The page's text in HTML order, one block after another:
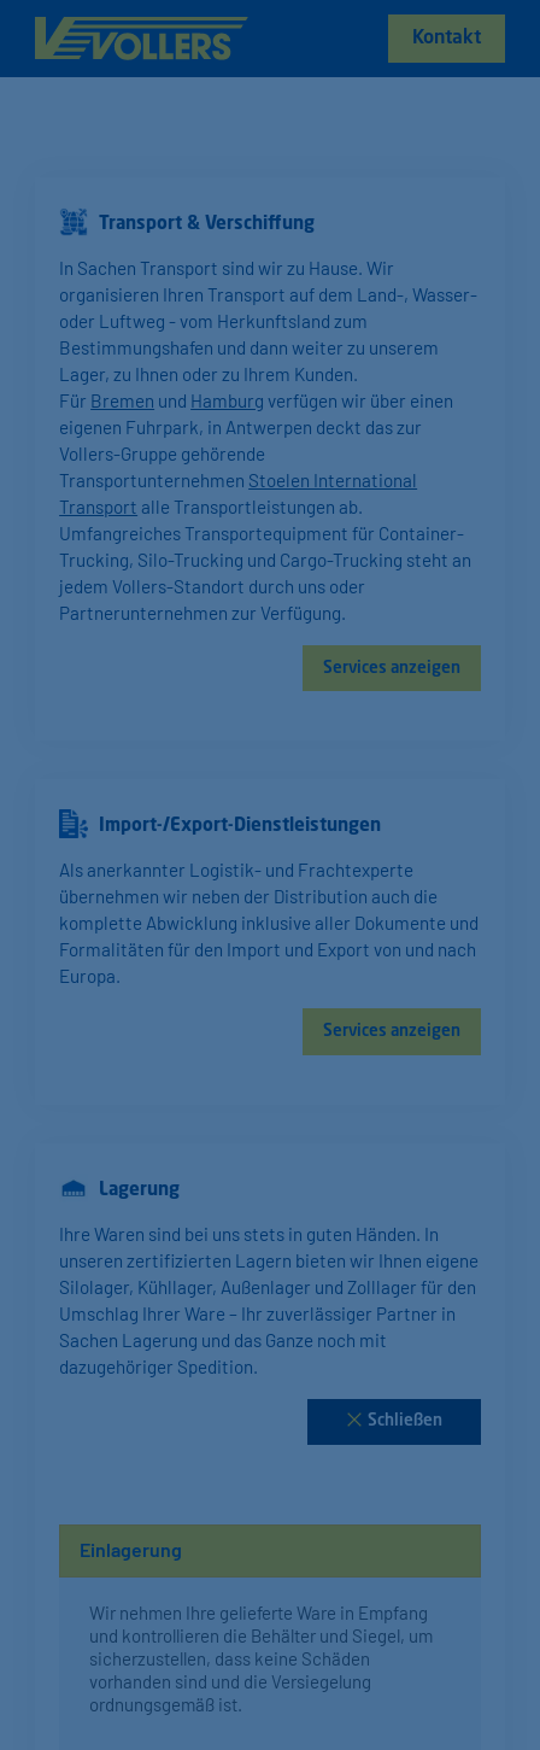
Kontakt
Transport & Verschiffung
In Sachen Transport sind wir zu Hause. Wir
organisieren Ihren Transport auf dem Land-, Wasser-
oder Luftweg - vom Herkunftsland zum
Bestimmungshafen und dann weiter zu unserem
Lager, zu Ihnen oder zu Ihrem Kunden.
Für Bremen und Hamburg verfügen wir über einen
eigenen Fuhrpark, in Antwerpen deckt das zur
Vollers-Gruppe gehörende
Transportunternehmen Stoelen International
Transport alle Transportleistungen ab.
Umfangreiches Transportequipment für Container-
Trucking, Silo-Trucking und Cargo-Trucking steht an
jedem Vollers-Standort durch uns oder
Partnerunternehmen zur Verfügung.
Services anzeigen
Import-/Export-Dienst­leistungen
Als anerkannter Logistik- und Frachtexperte
übernehmen wir neben der Distribution auch die
komplette Abwicklung inklusive aller Dokumente und
Formalitäten für den Import und Export von und nach
Europa.
Services anzeigen
Lagerung
Ihre Waren sind bei uns stets in guten Händen. In
unseren zertifizierten Lagern bieten wir Ihnen eigene
Silolager, Kühllager, Außenlager und Zolllager für den
Umschlag Ihrer Ware – Ihr zuverlässiger Partner in
Sachen Lagerung und das Ganze noch mit
dazugehöriger Spedition.
Schließen
Einlagerung
Wir nehmen Ihre gelieferte Ware in Empfang
und kontrollieren die Behälter und Siegel, um
sicherzustellen, dass keine Schäden
vorhanden sind und die Versiegelung
ordnungsgemäß ist.